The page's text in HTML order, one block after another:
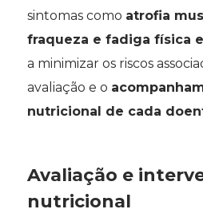
sintomas como atrofia
fraqueza e fadiga física
a minimizar os riscos
avaliação e o
nutricional de cada
Avaliação e
nutricional